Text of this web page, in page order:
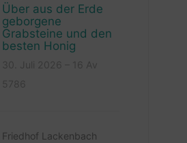
Über aus der Erde
geborgene
Grabsteine und den
besten Honig
Friedhof Lackenbach